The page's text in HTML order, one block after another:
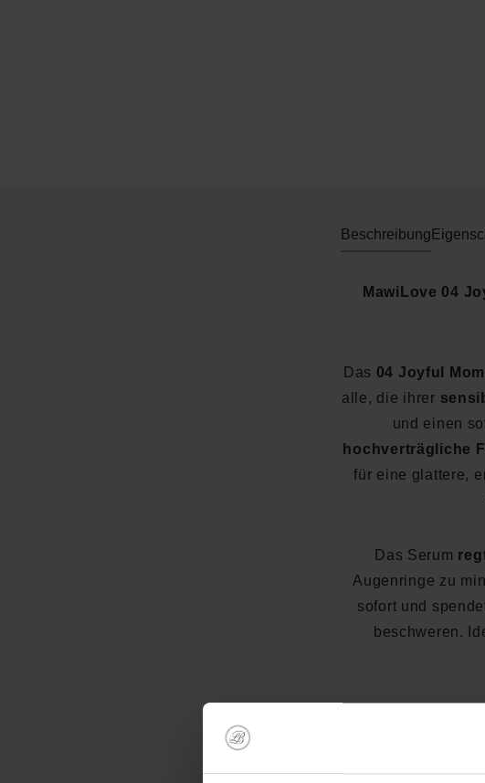
Beschreibung
MawiLove 04
Das 04 Joyful
alle, die ihrer
und einen
hochverträgliche
für eine glattere,
Das Serum
Augenringe zu
sofort und
beschweren.